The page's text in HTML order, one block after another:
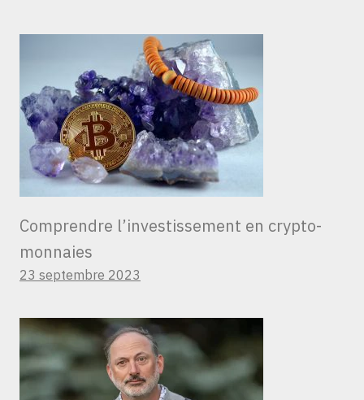
Comprendre l’investissement en crypto-
monnaies
23 septembre 2023